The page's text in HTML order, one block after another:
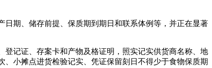
期、储存前提、保质期到期日和联系体例等，并正在显著
记证、存案卡和产物及格证明，照实记实供货商名称、地
小摊点进货检验记实、凭证保留刻日不得少于食物保质期